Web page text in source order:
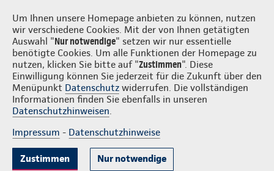
Um Ihnen unsere Homepage anbieten zu können, nutzen
wir verschiedene Cookies. Mit der von Ihnen getätigten
Auswahl "Nur notwendige" setzen wir nur essentielle
benötigte Cookies. Um alle Funktionen der Homepage zu
nutzen, klicken Sie bitte auf "Zustimmen". Diese
Einwilligung können Sie jederzeit für die Zukunft über den
Menüpunkt Datenschutz widerrufen. Die vollständigen
Informationen finden Sie ebenfalls in unseren
Datenschutzhinweisen.
Impressum - Datenschutzhinweise
Zustimmen Nur notwendige
Gibis & Sohn Login
Gute Gründe Leistungen Wissenswertes Beratung & Angebot